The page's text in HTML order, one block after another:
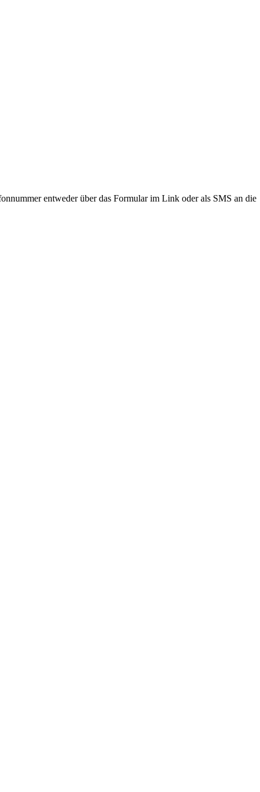
entweder über das Formular im Link oder als SMS an die